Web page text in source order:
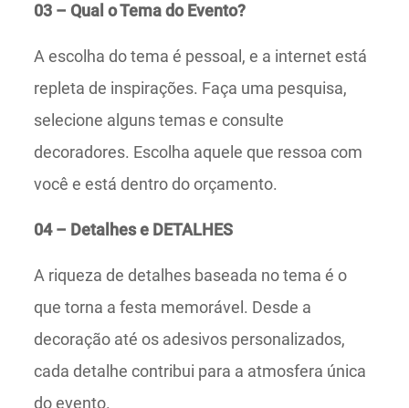
03 – Qual o Tema do Evento?
A escolha do tema é pessoal, e a internet está
repleta de inspirações. Faça uma pesquisa,
selecione alguns temas e consulte
decoradores. Escolha aquele que ressoa com
você e está dentro do orçamento.
04 – Detalhes e DETALHES
A riqueza de detalhes baseada no tema é o
que torna a festa memorável. Desde a
decoração até os adesivos personalizados,
cada detalhe contribui para a atmosfera única
do evento.